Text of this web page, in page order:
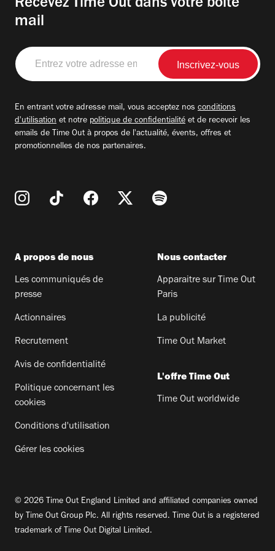
Recevez Time Out dans votre boite
mail
Entrez
votre
adresse
En entrant votre adresse mail, vous acceptez nos conditions
d'utilisation et notre politique de confidentialité et de recevoir les
emails de Time Out à propos de l'actualité, évents, offres et
promotionnelles de nos partenaires.
A propos de nous
Les communiqués de
presse
Actionnaires
Recrutement
Avis de confidentialité
Politique concernant les
cookies
Conditions d'utilisation
Gérer les cookies
Nous contacter
Apparaitre sur Time Out
Paris
La publicité
Time Out Market
L'offre Time Out
Time Out worldwide
© 2026 Time Out England Limited and affiliated companies owned
by Time Out Group Plc. All rights reserved. Time Out is a registered
trademark of Time Out Digital Limited.